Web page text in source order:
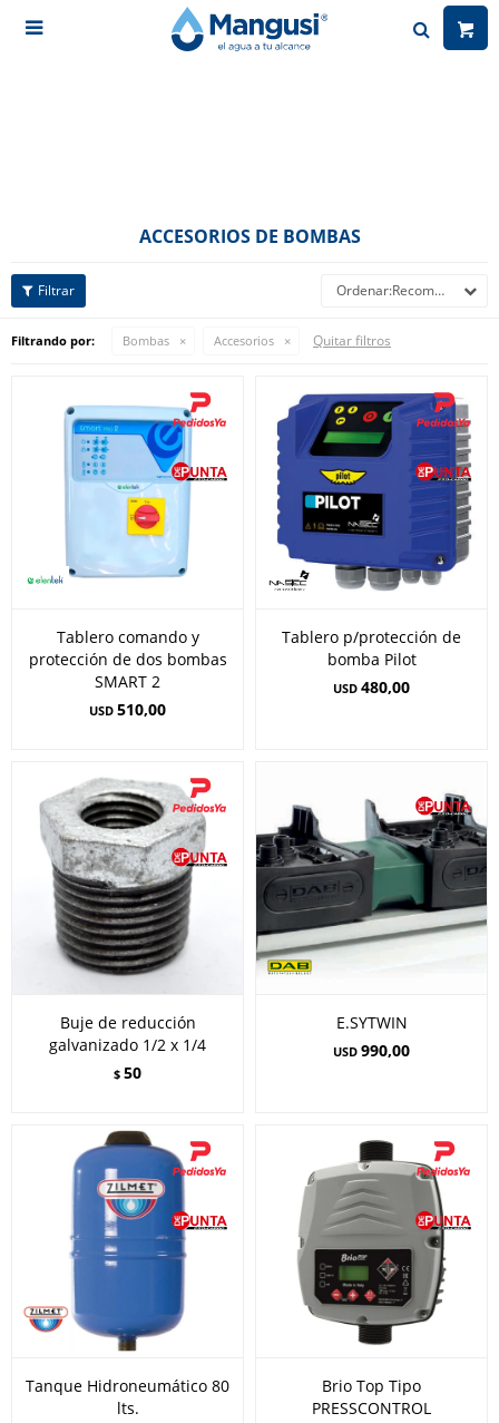

ACCESORIOS DE BOMBAS
Recomendados
Filtrando por: Bombas Accesorios Quitar filtros
Tablero comando y
protección de dos bombas
SMART 2
USD 510,00
Tablero p/protección de
bomba Pilot
USD 480,00
Buje de reducción
galvanizado 1/2 x 1/4
$ 50
E.SYTWIN
USD 990,00
Tanque Hidroneumático 80
lts.
Brio Top Tipo
PRESSCONTROL